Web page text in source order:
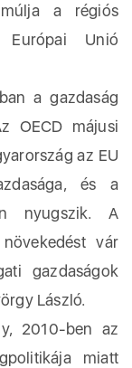
a régiós
Európai Unió
a gazdaság
OECD májusi
az EU
és a
nyugszik. A
vár
gazdaságok
László.
2010-ben az
miatt